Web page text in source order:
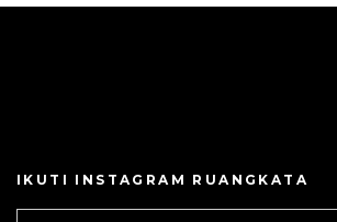
IKUTI INSTAGRAM RUANGKATA